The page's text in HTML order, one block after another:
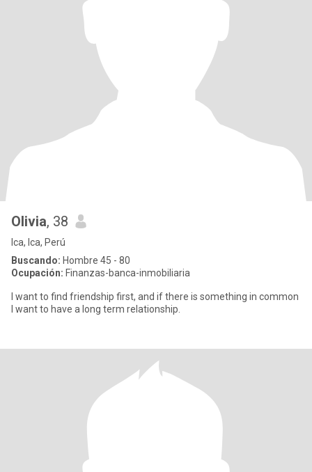
Olivia, 38
Ica, Ica, Perú
Buscando: Hombre 45 - 80
Ocupación: Finanzas-banca-inmobiliaria
I want to find friendship first, and if there is something in common
I want to have a long term relationship.